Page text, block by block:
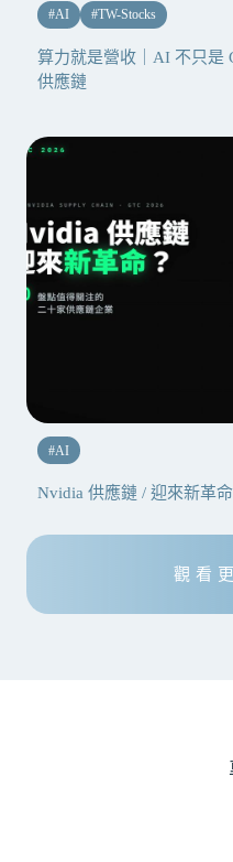
#AI #TW-Stocks
算力就是營收｜AI 不只是
供應鏈
#AI
Nvidia 供應鏈 / 迎來新革
觀看